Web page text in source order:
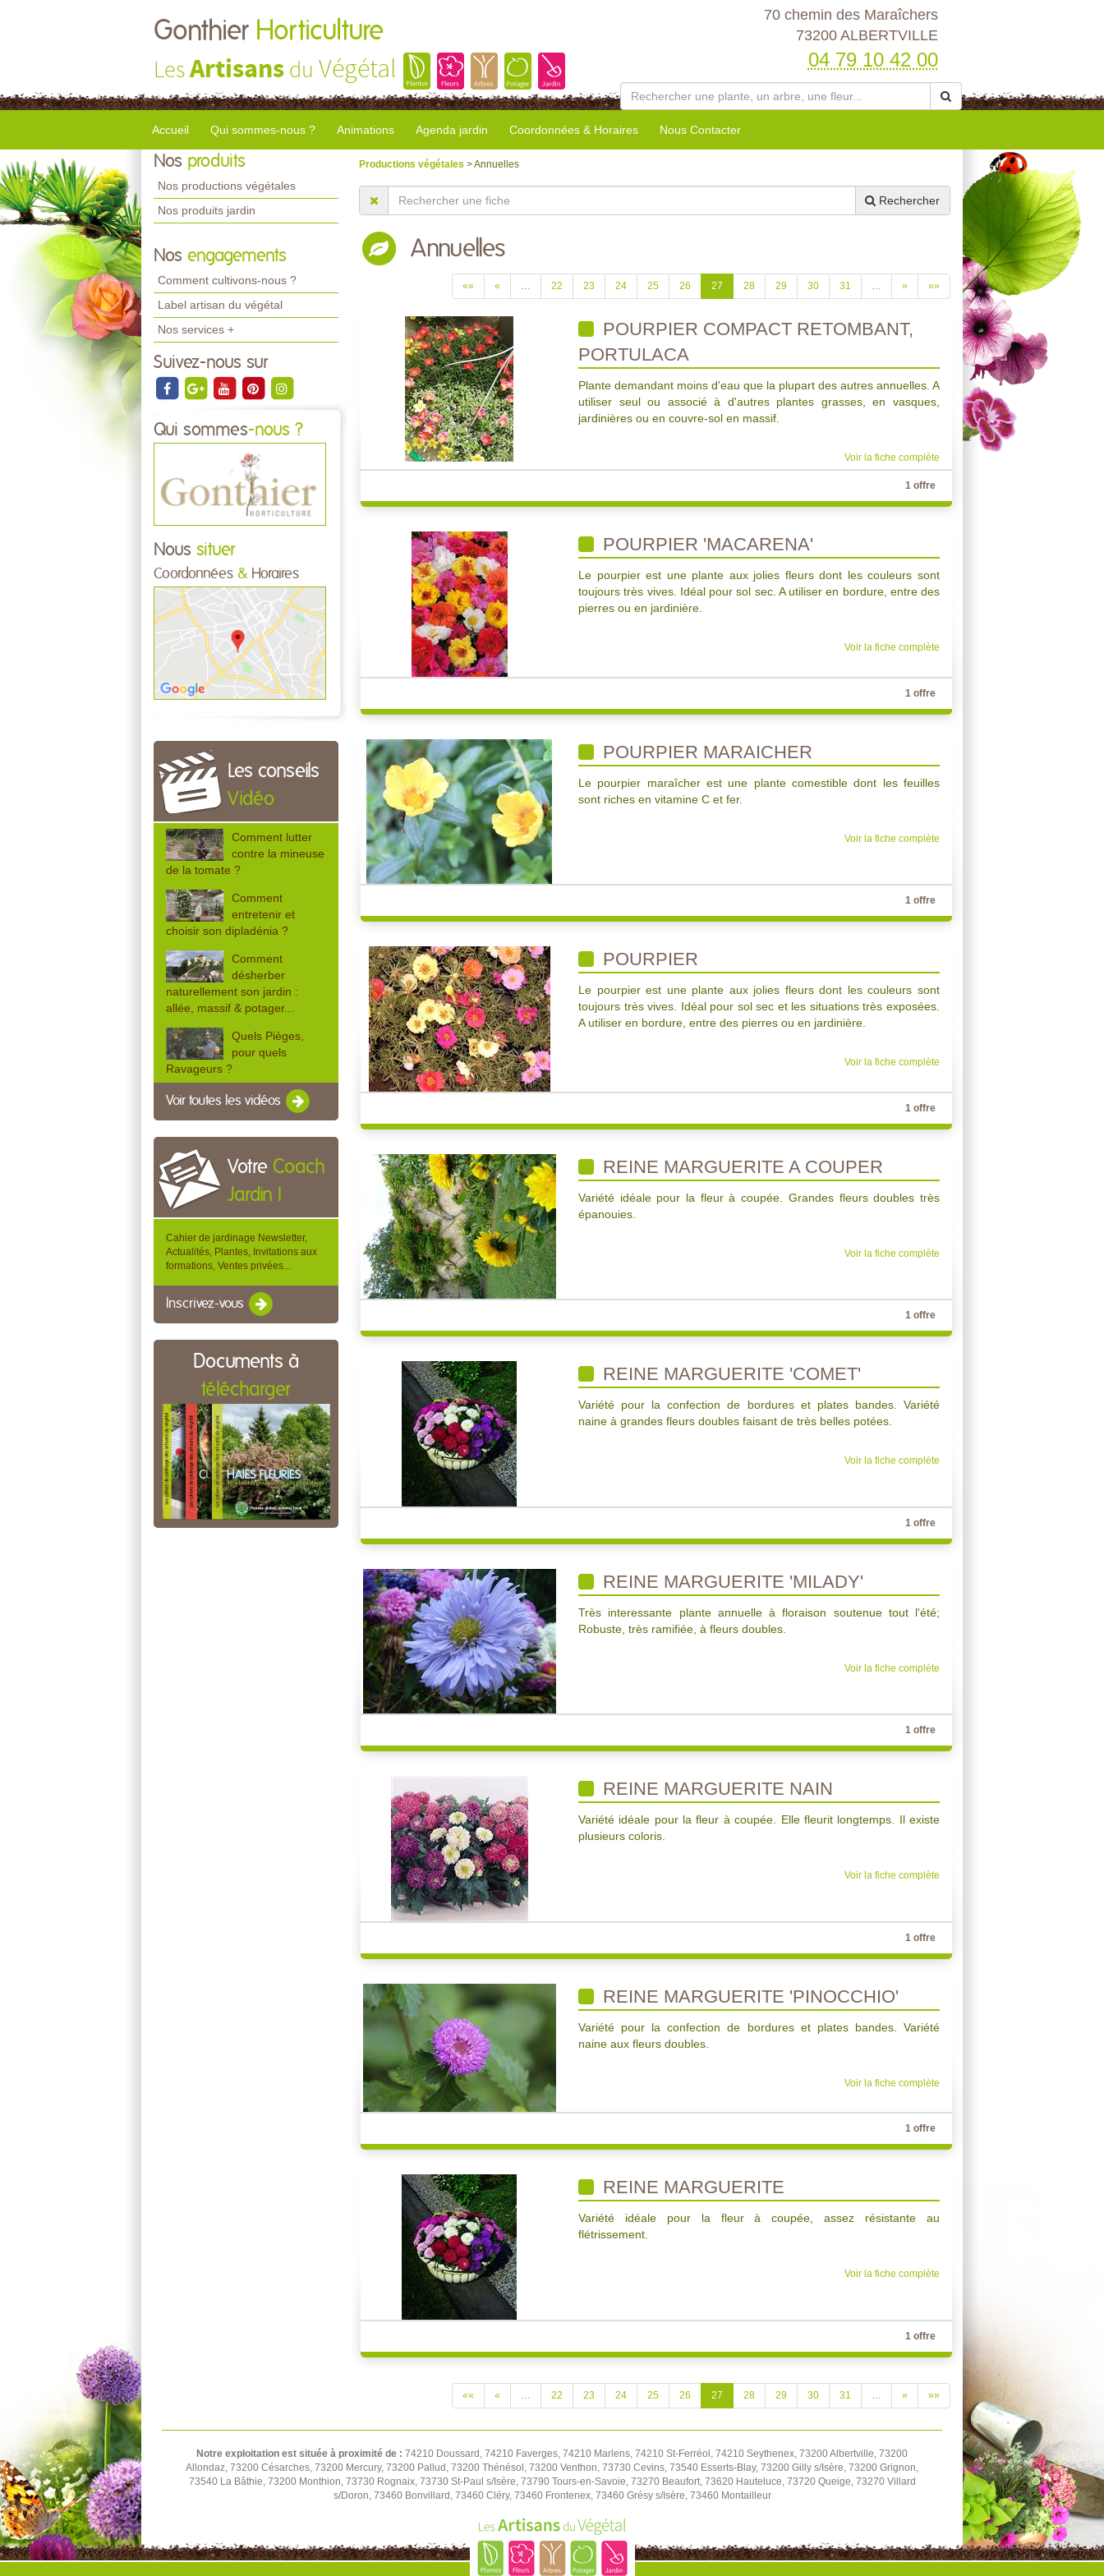
Gonthier Horticulture
LesArtisans du Végétal
70 chemin des Maraîchers
73200 ALBERTVILLE
04 79 10 42 00
Accueil Qui sommes-nous ? Animations Agenda jardin Coordonnées & Horaires Nous Contacter
Nos produits
Nos productions végétales
Nos produits jardin
Nos engagements
Comment cultivons-nous ?
Label artisan du végétal
Nos services +
Suivez-nous sur
Qui sommes-nous ?
Nous situer
Coordonnées & Horaires
Les conseils
Vidéo
Comment lutter
contre la mineuse
de la tomate ?
Comment
entretenir et
choisir son dipladénia ?
Comment
désherber
naturellement son jardin :
allée, massif & potager...
Quels Pièges,
pour quels
Ravageurs ?
Voir toutes les vidéos
Votre Coach
Jardin !
Cahier de jardinage Newsletter,
Actualités, Plantes, Invitations aux
formations, Ventes privées...
Inscrivez-vous
Documents à
télécharger
Productions végétales > Annuelles
Rechercher
Annuelles
«« « … 22 23 24 25 26 27 28 29 30 31 … » »»
POURPIER COMPACT RETOMBANT,
PORTULACA
Plante demandant moins d'eau que la plupart des autres annuelles. A
utiliser seul ou associé à d'autres plantes grasses, en vasques,
jardinières ou en couvre-sol en massif.
Voir la fiche complète
1 offre
POURPIER 'MACARENA'
Le pourpier est une plante aux jolies fleurs dont les couleurs sont
toujours très vives. Idéal pour sol sec. A utiliser en bordure, entre des
pierres ou en jardinière.
Voir la fiche complète
1 offre
POURPIER MARAICHER
Le pourpier maraîcher est une plante comestible dont les feuilles
sont riches en vitamine C et fer.
Voir la fiche complète
1 offre
POURPIER
Le pourpier est une plante aux jolies fleurs dont les couleurs sont
toujours très vives. Idéal pour sol sec et les situations très exposées.
A utiliser en bordure, entre des pierres ou en jardinière.
Voir la fiche complète
1 offre
REINE MARGUERITE A COUPER
Variété idéale pour la fleur à coupée. Grandes fleurs doubles très
épanouies.
Voir la fiche complète
1 offre
REINE MARGUERITE 'COMET'
Variété pour la confection de bordures et plates bandes. Variété
naine à grandes fleurs doubles faisant de très belles potées.
Voir la fiche complète
1 offre
REINE MARGUERITE 'MILADY'
Très interessante plante annuelle à floraison soutenue tout l'été;
Robuste, très ramifiée, à fleurs doubles.
Voir la fiche complète
1 offre
REINE MARGUERITE NAIN
Variété idéale pour la fleur à coupée. Elle fleurit longtemps. Il existe
plusieurs coloris.
Voir la fiche complète
1 offre
REINE MARGUERITE 'PINOCCHIO'
Variété pour la confection de bordures et plates bandes. Variété
naine aux fleurs doubles.
Voir la fiche complète
1 offre
REINE MARGUERITE
Variété idéale pour la fleur à coupée, assez résistante au
flétrissement.
Voir la fiche complète
1 offre
«« « … 22 23 24 25 26 27 28 29 30 31 … » »»
Notre exploitation est située à proximité de : 74210 Doussard, 74210 Faverges, 74210 Marlens, 74210 St-Ferréol, 74210 Seythenex, 73200 Albertville, 73200
Allondaz, 73200 Césarches, 73200 Mercury, 73200 Pallud, 73200 Thénésol, 73200 Venthon, 73730 Cevins, 73540 Esserts-Blay, 73200 Gilly s/Isère, 73200 Grignon,
73540 La Bâthie, 73200 Monthion, 73730 Rognaix, 73730 St-Paul s/Isère, 73790 Tours-en-Savoie, 73270 Beaufort, 73620 Hauteluce, 73720 Queige, 73270 Villard
s/Doron, 73460 Bonvillard, 73460 Cléry, 73460 Frontenex, 73460 Grésy s/Isère, 73460 Montailleur